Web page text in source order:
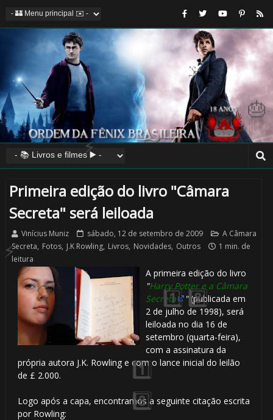
Primeira edição do livro "Câmara
Secreta" será leiloada
Vinícius Muniz sábado, 12 de setembro de 2009
A Câmara
Secreta, Fotos, J.K Rowling, Livros, Novidades, Outros
1 min. de
leitura
A primeira edição do livro
"Harry Potter e a Câmara
Secreta
"(publicada em
2 de julho de 1998), será
leiloada no dia 16 de
setembro (quarta-feira),
com a assinatura da
própria autora J.K. Rowling e com o lance inicial do leilão
de £ 2.000.
Logo após a capa, encontramos a seguinte citação escrita
por Rowling:
⚡